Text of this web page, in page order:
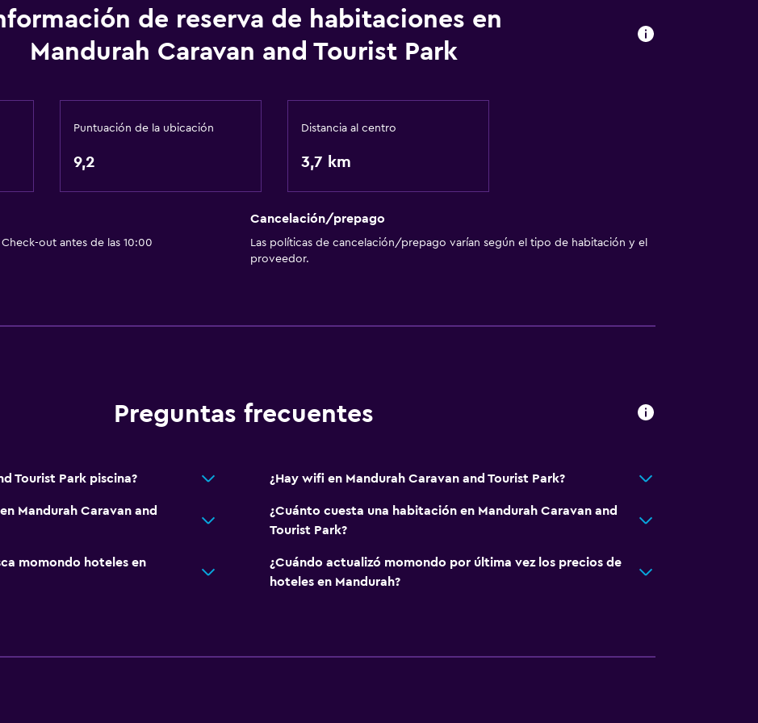
adicional)
Natación
Habitaciones familiares
Piso de parquet o madera noble
Vista a la piscina
Vista a una calle tranquila
Unidad ubicada en la planta baja
Almohada hipoalergénica
de reserva de habitaciones en
Mandurah Caravan and Tourist Park
Puntuación de la ubicación
9,2
Distancia al centro
3,7 km
out antes de las 10:00
Cancelación/prepago
Las políticas de cancelación/prepago varían según el tipo de habitación y el
proveedor.
Preguntas frecuentes
Tourist Park piscina? ¿Hay wifi en Mandurah Caravan and Tourist Park?
Mandurah Caravan and
¿Cuánto cuesta una habitación en Mandurah Caravan and
Tourist Park?
momondo hoteles en
¿Cuándo actualizó momondo por última vez los precios de
hoteles en Mandurah?